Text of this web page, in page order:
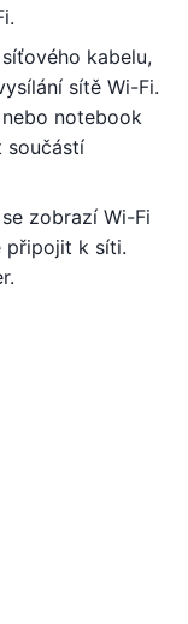
kabelu,
sítě Wi-Fi.
notebook
součástí
zobrazí Wi-Fi
připojit k síti.